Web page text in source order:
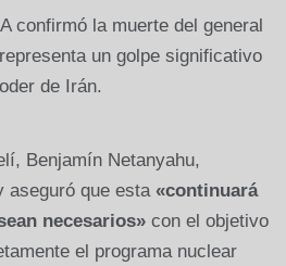
confirmó la muerte del general
un golpe significativo
de Irán.
Benjamín Netanyahu,
aseguró que esta «continuará
necesarios» con el objetivo
el programa nuclear